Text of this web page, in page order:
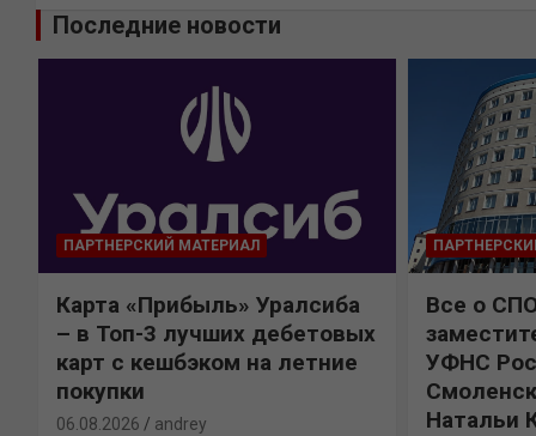
Последние новости
ПАРТНЕРСКИЙ МАТЕРИАЛ
Карта «Прибыль» Уралсиба
– в Топ-3 лучших дебетовых
карт с кешбэком на летние
покупки
06.08.2026 andrey
Все о
УФНС
Натальи